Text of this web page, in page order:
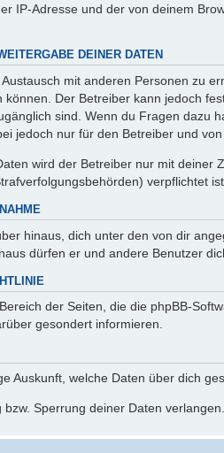
IP-Adresse und der von deinem
DEINER DATEN
mit anderen Personen zu
können. Der Betreiber kann jedoch
sind. Wenn du Fragen
jedoch nur für den Betreiber und
wird der Betreiber nur mit
verpflichtet
hinaus, dich unter den von dir
dürfen er und andere Benutzer
der Seiten, die die phpBB-
gesondert informieren.
Auskunft, welche Daten über dich
Sperrung deiner Daten